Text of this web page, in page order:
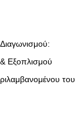
Εξοπλισμού
του